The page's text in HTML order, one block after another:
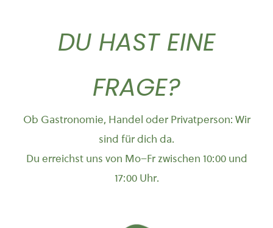
DU HAST EINE
FRAGE?
Ob Gastronomie, Handel oder Privatperson: Wir
sind für dich da.
Du erreichst uns von Mo–Fr zwischen 10:00 und
17:00 Uhr.